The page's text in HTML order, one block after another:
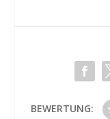
BEWERTUNG: